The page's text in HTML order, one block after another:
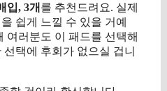
입, 3개 를 추천드려요. 실제
쉽게 느낄 수 있을 거예
여러분도 이 패드를 선택해
택에 후회가 없으실 겁니